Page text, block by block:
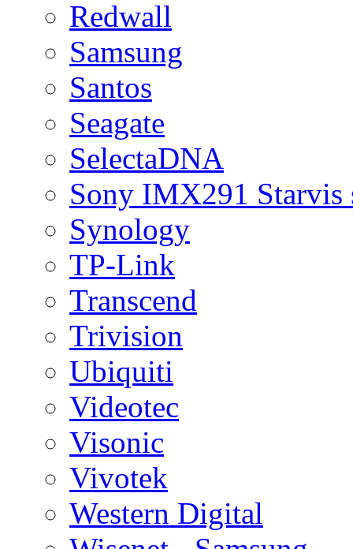
Redwall
Samsung
Santos
Seagate
SelectaDNA
Sony IMX291 Starvis
Synology
TP-Link
Transcend
Trivision
Ubiquiti
Videotec
Visonic
Vivotek
Western Digital